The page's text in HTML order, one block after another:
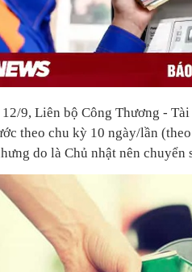
9, Liên bộ Công Thương -
theo chu kỳ 10 ngày/lần
do là Chủ nhật nên chuyển